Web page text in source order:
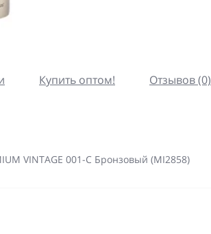
Купить оптом!
Отзывов (0)
VINTAGE 001-C Бронзовый (MI2858)